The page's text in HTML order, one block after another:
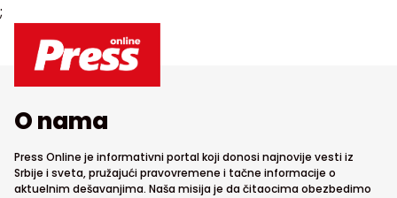
;
O nama
Press Online je informativni portal koji donosi najnovije vesti iz
Srbije i sveta, pružajući pravovremene i tačne informacije o
aktuelnim dešavanjima. Naša misija je da čitaocima obezbedimo